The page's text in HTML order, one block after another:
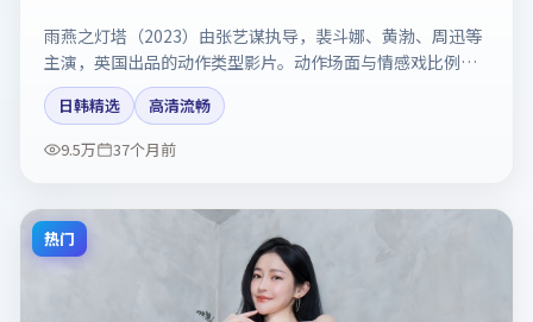
雨燕之灯塔（2023）由张艺谋执导，裴斗娜、黄渤、周迅等
主演，英国出品的动作类型影片。动作场面与情感戏比例拿
捏得当。剧情简介与主创信息可供检索参考，上映日期以片
方资料为准。
日韩精选
高清流畅
9.5万
37个月前
热门